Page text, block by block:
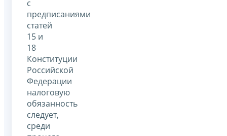
с
предписаниями
статей
15 и
18
Конституции
Российской
Федерации
налоговую
обязанность
следует,
среди